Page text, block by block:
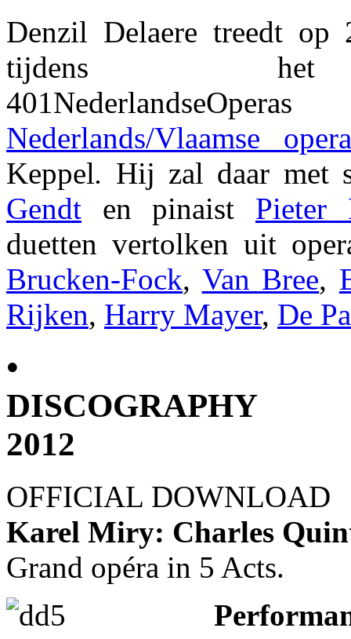
Denzil Delaere treedt
tijdens
Nederlands/Vlaamse
Keppel. Hij zal daar met
Gendt en pinaist Pieter
duetten vertolken uit
Brucken-Fock, Van Bree,
Rijken, Harry Mayer, De
•
DISCOGRAPHY
2012
OFFICIAL DOWNLOAD
Karel Miry: Charles
Grand opéra in 5 Acts.